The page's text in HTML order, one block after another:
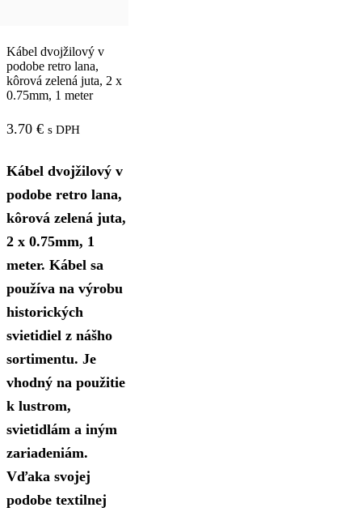
Kábel dvojžilový v
podobe retro lana,
kôrová zelená juta, 2 x
0.75mm, 1 meter
3.70 € s DPH
Kábel dvojžilový v
podobe retro lana,
kôrová zelená juta,
2 x 0.75mm, 1
meter. Kábel sa
používa na výrobu
historických
svietidiel z nášho
sortimentu. Je
vhodný na použitie
k lustrom,
svietidlám a iným
zariadeniám.
Vďaka svojej
podobe textilnej